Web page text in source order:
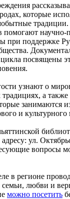
движения
изменят
в
дорожают
крышу
порядок
в
увеличивают
продлили
которые
помогают
при поддержке
посвящены
узнают о
а также
занимаются
и культурного
ул.
вопросы
в регионе
любви и
можно посетить